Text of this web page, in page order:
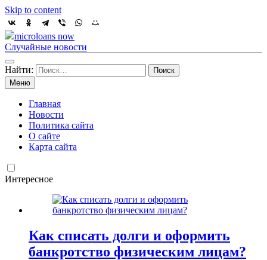
Skip to content
microloans now
Случайные новости
Найти:
Меню
Главная
Новости
Политика сайта
О сайте
Карта сайта
Интересное
Как списать долги и оформить
банкротство физическим лицам?